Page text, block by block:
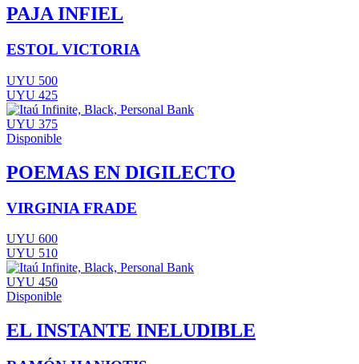
PAJA INFIEL
ESTOL VICTORIA
UYU 500
UYU 425
UYU 375
Disponible
POEMAS EN DIGILECTO
VIRGINIA FRADE
UYU 600
UYU 510
UYU 450
Disponible
EL INSTANTE INELUDIBLE